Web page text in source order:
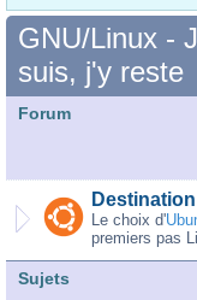
GNU/Linux -
suis, j'y reste
Forum
Le choix d'
premiers pas
Sujets